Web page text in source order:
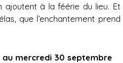
ajoutent à la féérie du lieu. Et
que l’enchantement prend
au mercredi 30 septembre